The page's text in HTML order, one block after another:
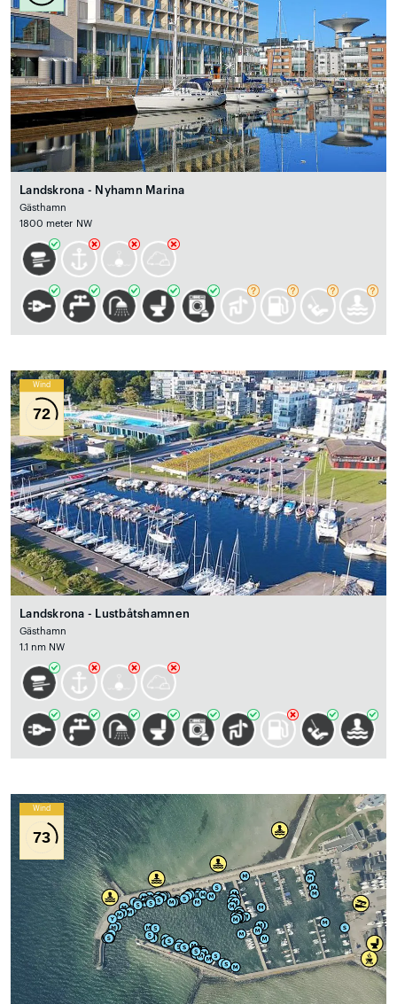
Landskrona - Nyhamn Marina
Gästhamn
1800 meter NW
Wind
72
Landskrona - Lustbåtshamnen
Gästhamn
1.1 nm NW
Wind
73